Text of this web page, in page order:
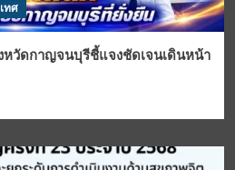
ทศ
วัดกาญจนบุรีชี้แจงชัดเจนเดินหน้า